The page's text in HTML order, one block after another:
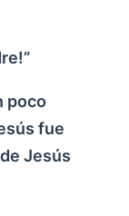
poco
fue
Jesús